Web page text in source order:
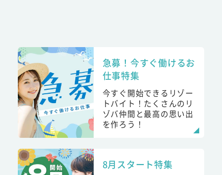
急募！今すぐ働けるお
仕事特集
今すぐ開始できるリゾー
トバイト！たくさんのリ
ゾバ仲間と最高の思い出
を作ろう！
8月スタート特集